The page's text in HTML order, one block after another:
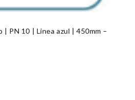
PN 10 | Linea azul | 450mm –